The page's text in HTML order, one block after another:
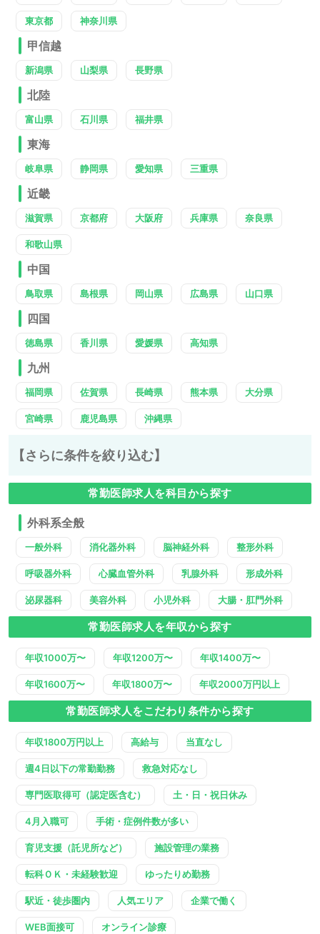
東京都 神奈川県
甲信越
新潟県 山梨県 長野県
北陸
富山県 石川県 福井県
東海
岐阜県 静岡県 愛知県 三重県
近畿
滋賀県 京都府 大阪府 兵庫県 奈良県
和歌山県
中国
鳥取県 島根県 岡山県 広島県 山口県
四国
徳島県 香川県 愛媛県 高知県
九州
福岡県 佐賀県 長崎県 熊本県 大分県
宮崎県 鹿児島県 沖縄県
【さらに条件を絞り込む】
常勤医師求人を科目から探す
外科系全般
一般外科 消化器外科 脳神経外科 整形外科
呼吸器外科 心臓血管外科 乳腺外科 形成外科
泌尿器科 美容外科 小児外科 大腸・肛門外科
常勤医師求人を年収から探す
年収1000万〜 年収1200万〜 年収1400万〜
年収1600万〜 年収1800万〜 年収2000万円以上
常勤医師求人をこだわり条件から探す
年収1800万円以上 高給与 当直なし
週4日以下の常勤勤務 救急対応なし
専門医取得可（認定医含む） 土・日・祝日休み
4月入職可 手術・症例件数が多い
育児支援（託児所など） 施設管理の業務
転科ＯＫ・未経験歓迎 ゆったりめ勤務
駅近・徒歩圏内 人気エリア 企業で働く
WEB面接可 オンライン診療